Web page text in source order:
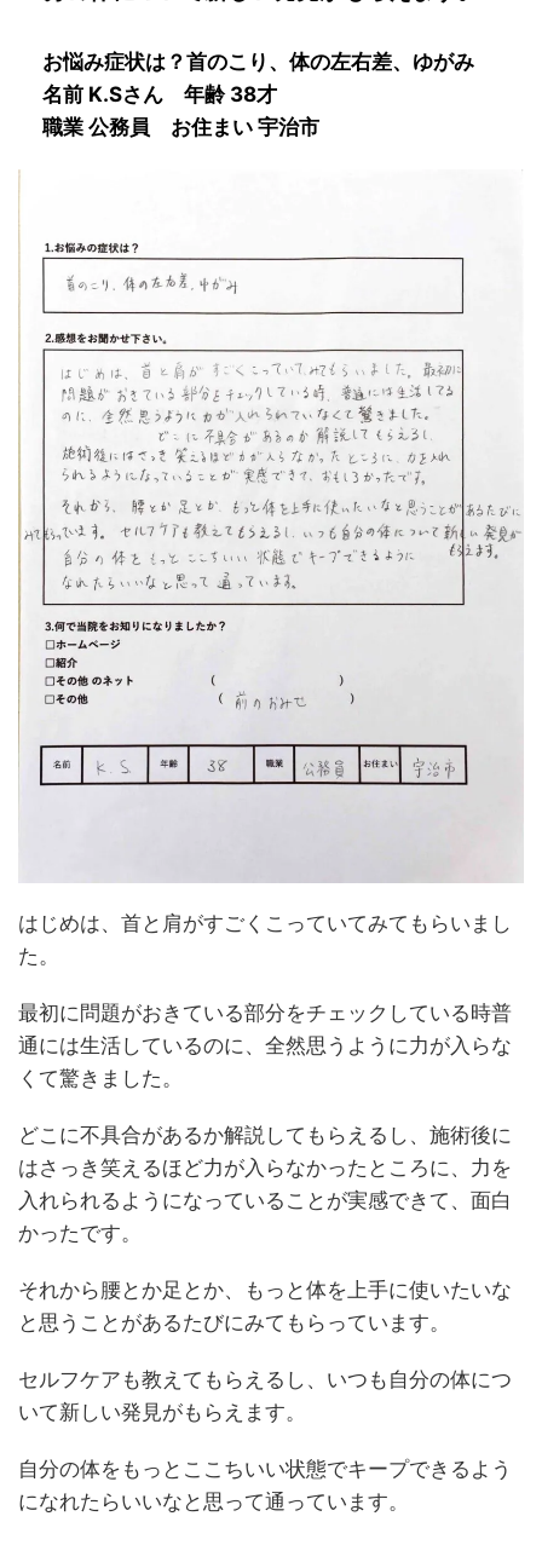
お悩み症状は？ 首のこり、体の左右差、ゆがみ
名前 K.Sさん 年齢 38才
職業 公務員 お住まい 宇治市
はじめは、首と肩がすごくこっていてみてもらいまし
た。
最初に問題がおきている部分をチェックしている時普
通には生活しているのに、全然思うように力が入らな
くて驚きました。
どこに不具合があるか解説してもらえるし、施術後に
はさっき笑えるほど力が入らなかったところに、力を
入れられるようになっていることが実感できて、面白
かったです。
それから腰とか足とか、もっと体を上手に使いたいな
と思うことがあるたびにみてもらっています。
セルフケアも教えてもらえるし、いつも自分の体につ
いて新しい発見がもらえます。
自分の体をもっとここちいい状態でキープできるよう
になれたらいいなと思って通っています。